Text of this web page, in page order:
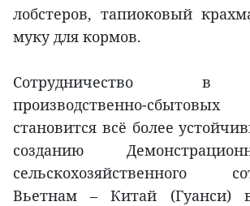
лобстеров, тапиоковый
муку для кормов.
Сотрудничество в
производственно-
становится всё более
созданию
сельскохозяйственного
Вьетнам – Китай (Гуанси)